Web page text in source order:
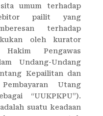
umum terhadap
pailit yang
terhadap
oleh kurator
Hakim Pengawas
Undang-Undang
Kepailitan dan
Utang
“UUKPKPU”).
suatu keadaan